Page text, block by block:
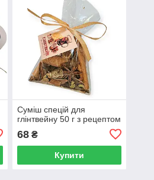
Суміш спецій для
глінтвейну 50 г з рецептом
68₴
Купити